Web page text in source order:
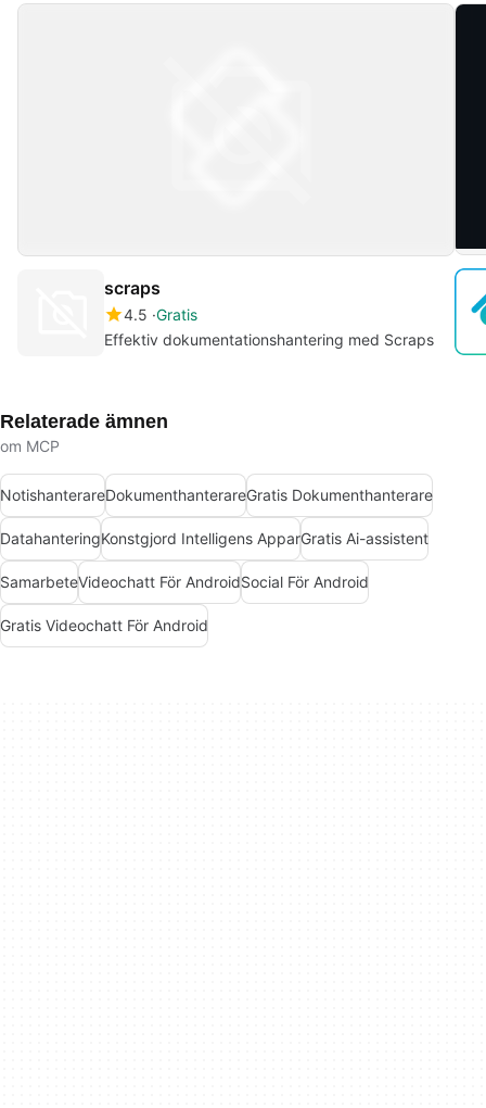
scraps
4.5 Gratis
Effektiv dokumentationshantering med Scraps
Relaterade ämnen
om MCP
NotishanterareDokumenthanterareGratis Dokumenthanterare
DatahanteringKonstgjord Intelligens ApparGratis Ai-assistent
SamarbeteVideochatt För AndroidSocial För Android
Gratis Videochatt För Android